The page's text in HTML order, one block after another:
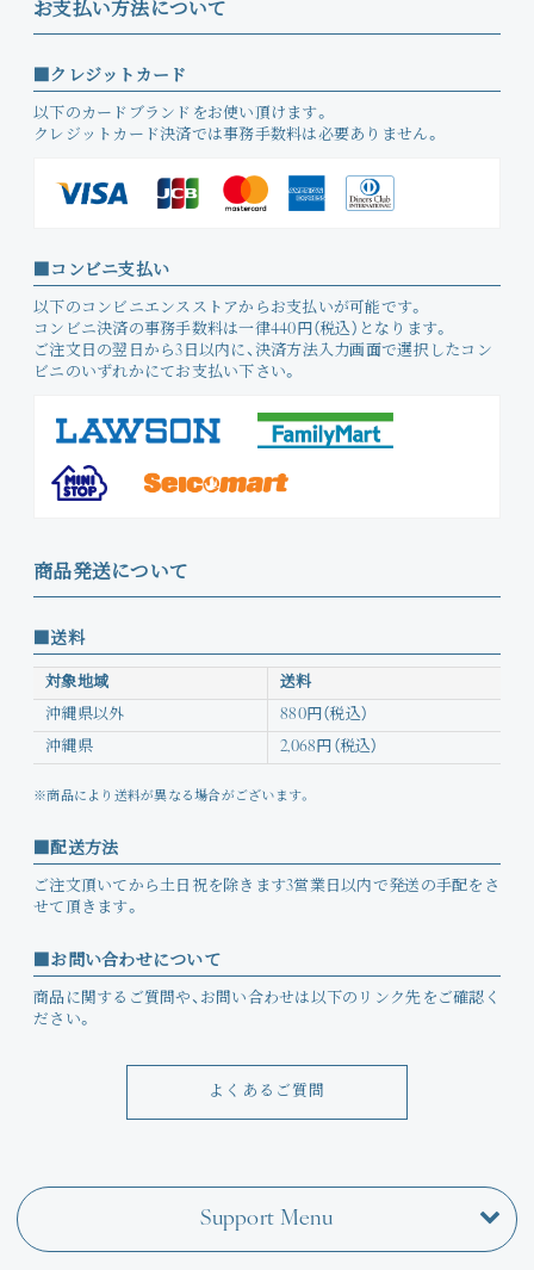
お支払い方法について
クレジットカード
以下のカードブランドをお使い頂けます。
クレジットカード決済では事務手数料は必要ありません。
コンビニ支払い
以下のコンビニエンスストアからお支払いが可能です。
コンビニ決済の事務手数料は一律440円（税込）となります。
ご注文日の翌日から3日以内に、決済方法入力画面で選択したコン
ビニのいずれかにてお支払い下さい。
商品発送について
送料
対象地域 送料
沖縄県以外 880円（税込）
沖縄県 2,068円（税込）
※商品により送料が異なる場合がございます。
配送方法
ご注文頂いてから土日祝を除きます3営業日以内で発送の手配をさ
せて頂きます。
お問い合わせについて
商品に関するご質問や、お問い合わせは以下のリンク先をご確認く
ださい。
よくあるご質問
Support Menu